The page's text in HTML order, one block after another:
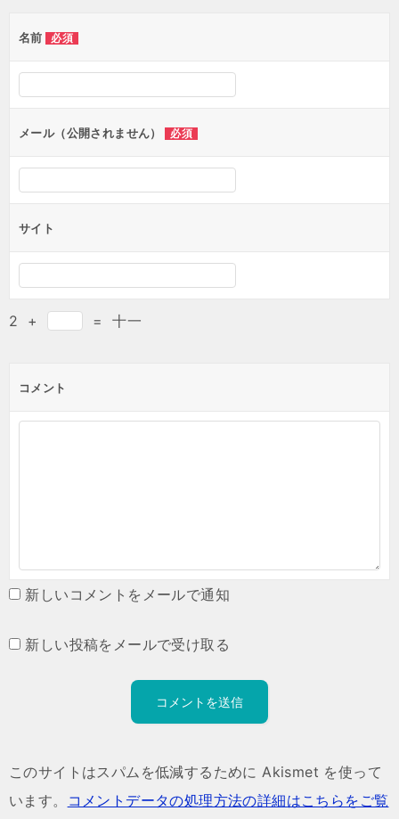
ー
シ
ョ
ン
名前 必須
メール（公開されません） 必須
サイト
2 + = 十一
コメント
新しいコメントをメールで通知
新しい投稿をメールで受け取る
このサイトはスパムを低減するために Akismet を使って
います。
コメントデータの処理方法の詳細はこちらをご覧